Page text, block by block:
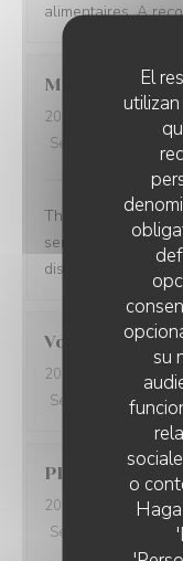
El
su
o
alimentaires. A
Magnus
2026-07-17
- 20:00
Servicio
This is one of the
service, like the
dish was very
Voisin
2026-07-11
-
Servicio
/5
PIERRE
2026-07-10
-
Servicio